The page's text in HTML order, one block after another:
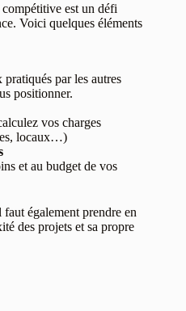
est un défi
Voici quelques éléments
par les autres
positionner.
vos charges
locaux…)
et au budget de vos
également prendre en
des projets et sa propre